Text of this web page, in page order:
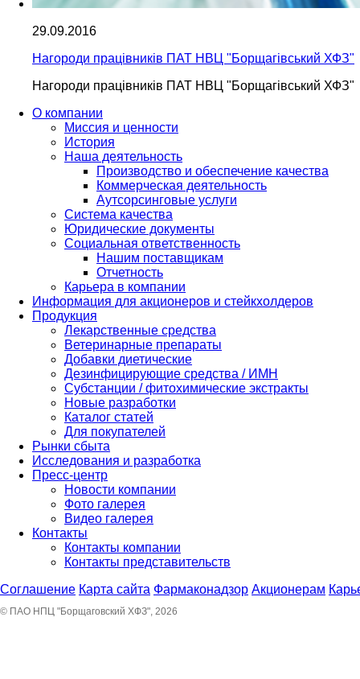
29.09.2016
Нагороди працівників ПАТ НВЦ "Борщагівський ХФЗ"
Нагороди працівників ПАТ НВЦ "Борщагівський ХФЗ"
О компании
Миссия и ценности
История
Наша деятельность
Производство и обеспечение качества
Коммерческая деятельность
Аутсорсинговые услуги
Система качества
Юридические документы
Социальная ответственность
Нашим поставщикам
Отчетность
Карьера в компании
Информация для акционеров и стейкхолдеров
Продукция
Лекарственные средства
Ветеринарные препараты
Добавки диетические
Дезинфицирующие средства / ИМН
Субстанции / фитохимические экстракты
Новые разработки
Каталог статей
Для покупателей
Рынки сбыта
Исследования и разработка
Пресс-центр
Новости компании
Фото галерея
Видео галерея
Контакты
Контакты компании
Контакты представительств
Соглашение Карта сайта Фармаконадзор Акционерам
© ПАО НПЦ "Борщаговский ХФЗ", 2026